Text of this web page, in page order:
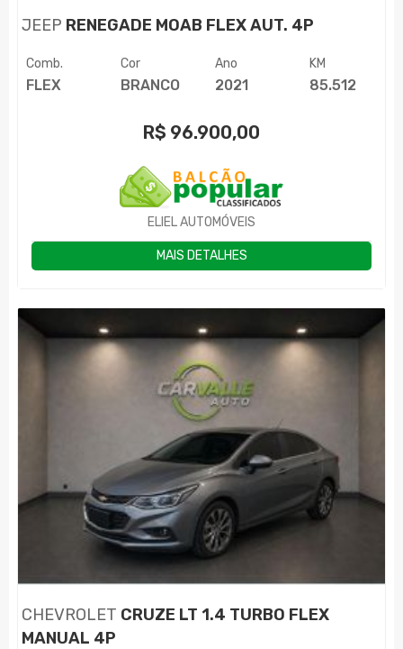
JEEP RENEGADE MOAB FLEX AUT. 4P
Comb.
FLEX
Cor
BRANCO
Ano
2021
KM
85.512
R$ 96.900,00
ELIEL AUTOMÓVEIS
MAIS DETALHES
CHEVROLET CRUZE LT 1.4 TURBO FLEX
MANUAL 4P